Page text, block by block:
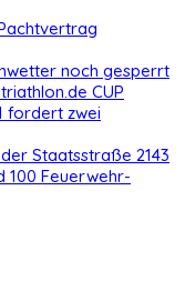
noch gesperrt
CUP
fordert zwei
Staatsstraße 2143
100 Feuerwehr-